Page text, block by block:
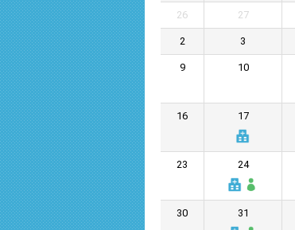
26 27
2 3
9 10
16 17
23 24
30 31